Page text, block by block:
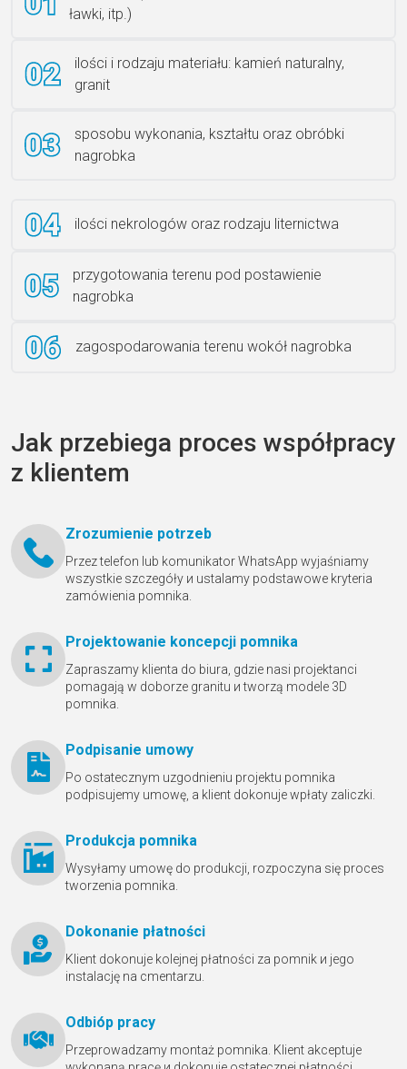
Ławka granitowa LG 12
ławki, itp.)
ilości i rodzaju materiału: kamień naturalny,
granit
sposobu wykonania, kształtu oraz obróbki
nagrobka
ilości nekrologów oraz rodzaju liternictwa
przygotowania terenu pod postawienie
nagrobka
zagospodarowania terenu wokół nagrobka
Jak przebiega proces współpracy
z klientem
Zrozumienie potrzeb
Przez telefon lub komunikator WhatsApp wyjaśniamy
wszystkie szczegóły и ustalamy podstawowe kryteria
zamówienia pomnika.
Projektowanie koncepcji pomnika
Zapraszamy klienta do biura, gdzie nasi projektanci
pomagają w doborze granitu и tworzą modele 3D
pomnika.
Podpisanie umowy
Po ostatecznym uzgodnieniu projektu pomnika
podpisujemy umowę, a klient dokonuje wpłaty zaliczki.
Produkcja pomnika
Wysyłamy umowę do produkcji, rozpoczyna się proces
tworzenia pomnika.
Dokonanie płatności
Klient dokonuje kolejnej płatności za pomnik и jego
instalację na cmentarzu.
Odbióр pracy
Przeprowadzamy montaż pomnika. Klient akceptuje